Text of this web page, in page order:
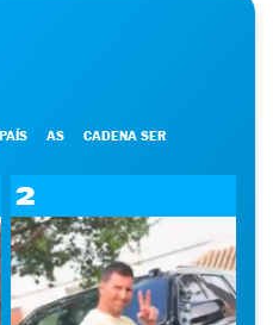
AS CADENA SER
2